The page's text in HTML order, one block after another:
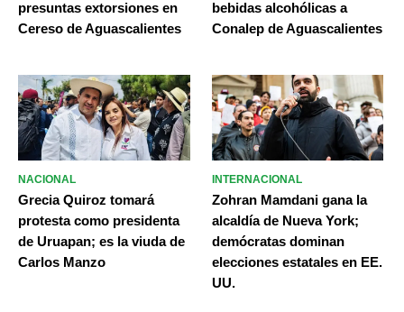
presuntas extorsiones en
Cereso de Aguascalientes
bebidas alcohólicas a
Conalep de Aguascalientes
NACIONAL
Grecia Quiroz tomará
protesta como presidenta
de Uruapan; es la viuda de
Carlos Manzo
INTERNACIONAL
Zohran Mamdani gana la
alcaldía de Nueva York;
demócratas dominan
elecciones estatales en EE.
UU.